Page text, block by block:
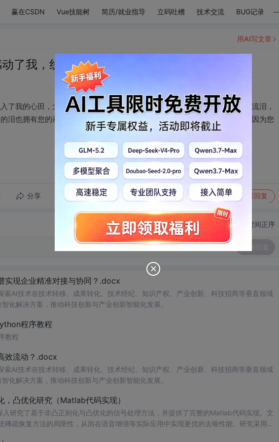
赢在CSDN Vue技能树 简历/就业指导 立码吐槽 技术交流 BUG记录 ...
了我，线条流入
了我的心田，大家的心田，全世界的心田，所有见过您的画的人都被感动，流泪，
泪也拥有您的画的功能，净化了地球，地球再也没有战争，世界和平，都是因为您
分享 转发到动态 举报 写回复
用AI写文章
切换为时间正序
实现企业精准对接与协同？.docx
AI技术在技术转移、成果转化、技术经纪、知识产权、产业创新、科技招商等垂直领域
化解决方案，推动科技创新与产业创新智能化发展。
程序教程
教程
效流动？.docx
AI技术在技术转移、成果转化、技术经纪、知识产权、产业创新、科技招商等垂直领域
化解决方案，推动科技创新与产业创新智能化发展。
凸优化研究（Matlab代码实现）
入研究了基于非凸正则化与凸优化的信号处理方法，并提供了完整的Matlab代码实现。文
疏恢复方法的局限性，从而在语音增强等实际应用中实现更优的去噪性能。研究采用组